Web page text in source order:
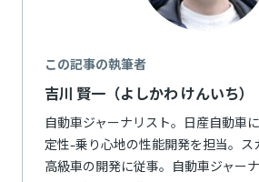
この記事の執筆者
吉川 賢一（よしかわ けんいち）
自動車ジャーナリスト。日産自動車
定性-乗り心地の性能開発を担当。ス
高級車の開発に従事。自動車ジャー